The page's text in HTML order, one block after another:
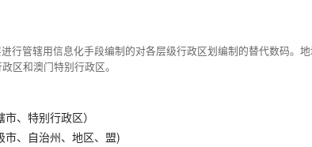
行管辖用信息化手段编制的对各层级行政区划编制的替代数码。
区和澳门特别行政区。
、特别行政区）
、自治州、地区、盟)